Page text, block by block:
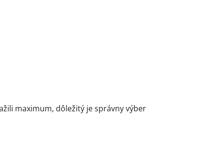
maximum, dôležitý je správny výber